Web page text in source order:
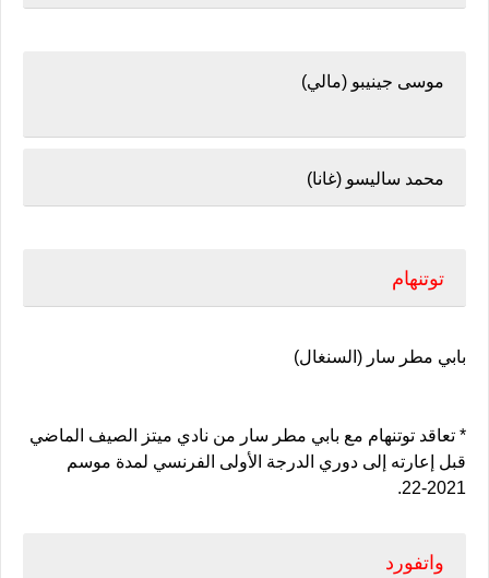
موسى جينيبو (مالي)
محمد ساليسو (غانا)
توتنهام
بابي مطر سار (السنغال)
* تعاقد توتنهام مع بابي مطر سار من نادي ميتز الصيف الماضي
قبل إعارته إلى دوري الدرجة الأولى الفرنسي لمدة موسم
2021-22.
واتفورد